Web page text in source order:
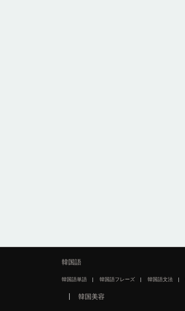
韓国語
韓国語単語 韓国語フレーズ 韓国語文法
韓国美容